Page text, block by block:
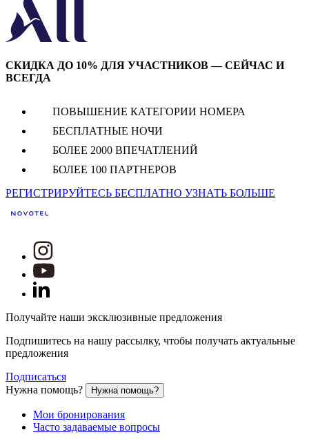
СКИДКА ДО 10% ДЛЯ УЧАСТНИКОВ — СЕЙЧАС И
ВСЕГДА
ПОВЫШЕНИЕ КАТЕГОРИИ НОМЕРА
БЕСПЛАТНЫЕ НОЧИ
БОЛЕЕ 2000 ВПЕЧАТЛЕНИЙ
БОЛЕЕ 100 ПАРТНЕРОВ
РЕГИСТРИРУЙТЕСЬ БЕСПЛАТНО УЗНАТЬ БОЛЬШЕ
Получайте наши эксклюзивные предложения
Подпишитесь на нашу рассылку, чтобы получать актуальные
предложения
Подписаться
Нужна помощь?
Нужна помощь?
Мои бронирования
Часто задаваемые вопросы